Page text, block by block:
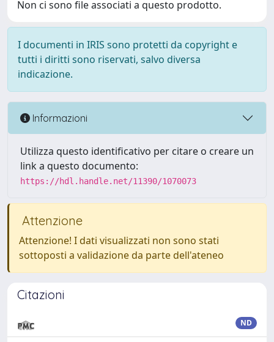
Non ci sono file associati a questo prodotto.
I documenti in IRIS sono protetti da copyright e
tutti i diritti sono riservati, salvo diversa
indicazione.
Informazioni
Utilizza questo identificativo per citare o creare un
link a questo documento:
https://hdl.handle.net/11390/1070073
Attenzione
Attenzione! I dati visualizzati non sono stati
sottoposti a validazione da parte dell'ateneo
Citazioni
ND